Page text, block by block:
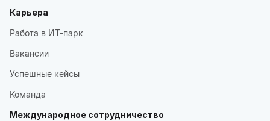
Карьера
Работа в ИТ-парк
Вакансии
Успешные кейсы
Команда
Международное сотрудничество